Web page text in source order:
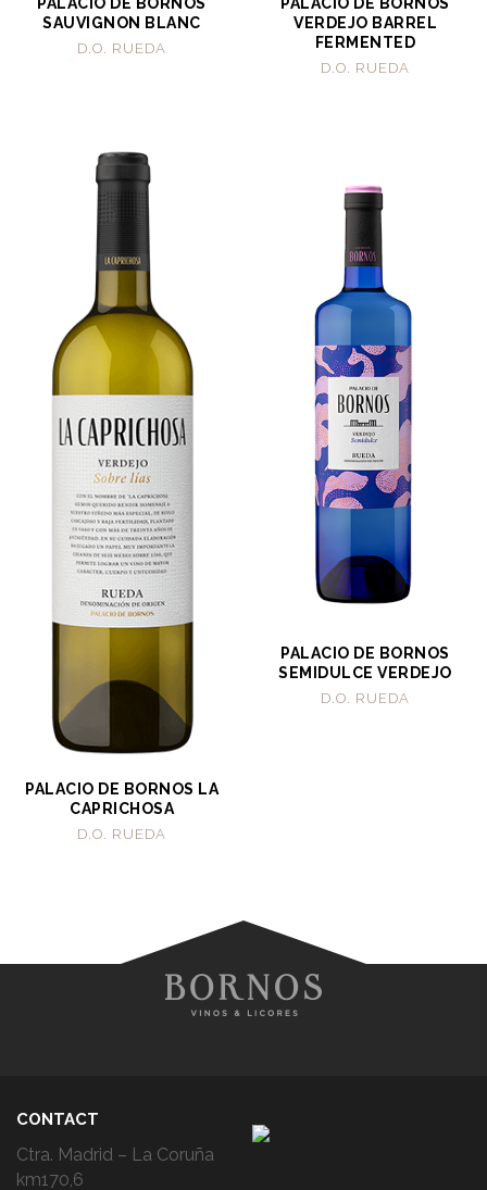
SAUVIGNON BLANC
D.O. RUEDA
VERDEJO BARREL
FERMENTED
D.O. RUEDA
PALACIO DE BORNOS LA
CAPRICHOSA
D.O. RUEDA
PALACIO DE BORNOS
SEMIDULCE VERDEJO
D.O. RUEDA
CONTACT
Ctra. Madrid – La Coruña
km170,6